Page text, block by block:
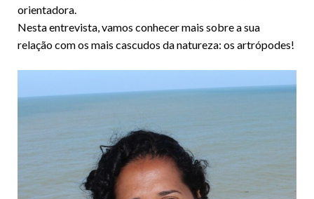
orientadora.
Nesta entrevista, vamos conhecer mais sobre a sua
relação com os mais cascudos da natureza: os artrópodes!